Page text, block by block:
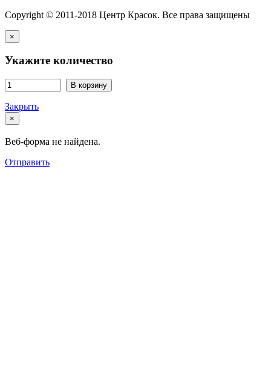
Copyright © 2011-2018 Центр Красок. Все права защищены
×
Укажите количество
В корзину
Закрыть
×
Веб-форма не найдена.
Отправить